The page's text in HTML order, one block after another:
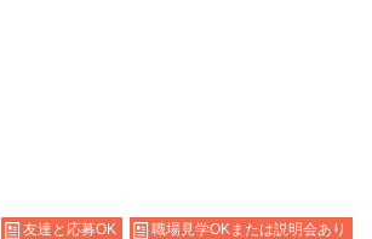
友達と応募OK
職場見学OKまたは説明会あり